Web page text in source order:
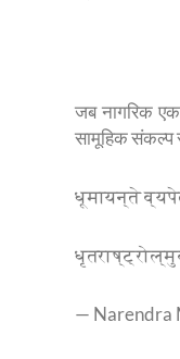
जब नागरिक
सामूहिक संकल्प
धूमायन्ते
— Narendra